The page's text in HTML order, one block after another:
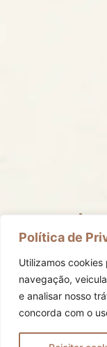
Política de
Utilizamos
navegação,
e analisar nosso
concorda com o
Mantenha-se